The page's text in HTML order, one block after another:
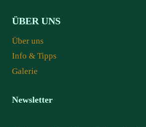
ÜBER UNS
Über uns
Info & Tipps
Galerie
Newsletter